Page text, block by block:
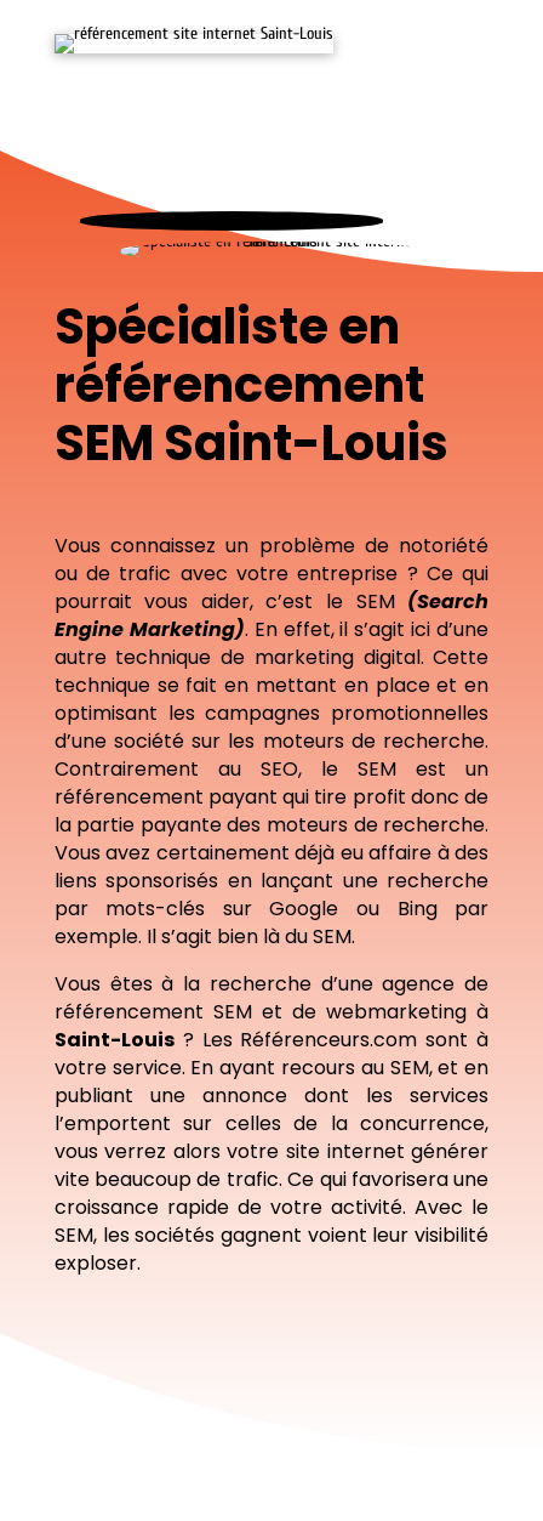
Spécialiste en
référencement
SEM Saint-Louis
Vous connaissez un problème de notoriété
ou de trafic avec votre entreprise ? Ce qui
pourrait vous aider, c’est le SEM (Search
Engine Marketing). En effet, il s’agit ici d’une
autre technique de marketing digital. Cette
technique se fait en mettant en place et en
optimisant les campagnes promotionnelles
d’une société sur les moteurs de recherche.
Contrairement au SEO, le SEM est un
référencement payant qui tire profit donc de
la partie payante des moteurs de recherche.
Vous avez certainement déjà eu affaire à des
liens sponsorisés en lançant une recherche
par mots-clés sur Google ou Bing par
exemple. Il s’agit bien là du SEM.
Vous êtes à la recherche d’une agence de
référencement SEM et de webmarketing à
Saint-Louis? Les Référenceurs.com sont à
votre service. En ayant recours au SEM, et en
publiant une annonce dont les services
l’emportent sur celles de la concurrence,
vous verrez alors votre site internet générer
vite beaucoup de trafic. Ce qui favorisera une
croissance rapide de votre activité. Avec le
SEM, les sociétés gagnent voient leur visibilité
exploser.